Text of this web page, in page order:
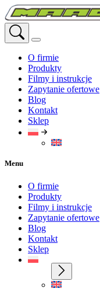
Przejdź
do
treści
O firmie
Produkty
Filmy i instrukcje
Zapytanie ofertowe
Blog
Kontakt
Sklep
Menu
O firmie
Produkty
Filmy i instrukcje
Zapytanie ofertowe
Blog
Kontakt
Sklep